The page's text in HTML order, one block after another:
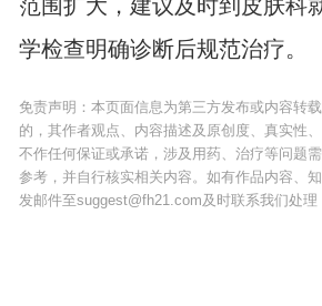
范围扩大，建议及时到皮肤科
学检查明确诊断后规范治疗。
免责声明：本页面信息为第三方发布或内容转
的，其作者观点、内容描述及原创度、真实性
不作任何保证或承诺，涉及用药、治疗等问题
参考，并自行核实相关内容。如有作品内容、
发邮件至suggest@fh21.com及时联系我们处理